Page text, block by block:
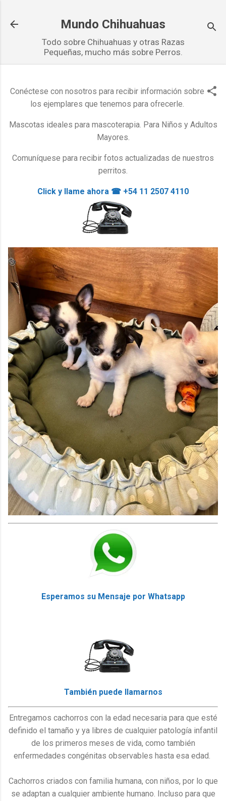
Mundo Chihuahuas
Todo sobre Chihuahuas y otras Razas
Pequeñas, mucho más sobre Perros.
Conéctese con nosotros para recibir información sobre
los ejemplares que tenemos para ofrecerle.
Mascotas ideales para mascoterapia. Para Niños y Adultos
Mayores.
Comuníquese para recibir fotos actualizadas de nuestros
perritos.
Click y llame ahora ☎ +54 11 2507 4110
Esperamos su Mensaje por Whatsapp
También puede llamarnos
Entregamos cachorros con la edad necesaria para que esté
definido el tamaño y ya libres de cualquier patología infantil
de los primeros meses de vida, como también
enfermedades congénitas observables hasta esa edad.
Cachorros criados con familia humana, con niños, por lo que
se adaptan a cualquier ambiente humano. Incluso para que